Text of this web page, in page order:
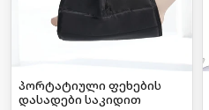
პორტატიული ფეხების
დასადები საკიდით